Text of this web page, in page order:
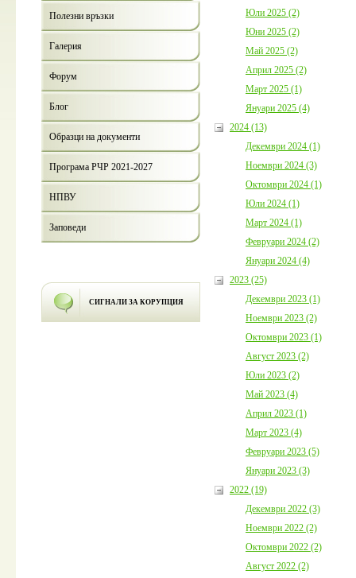
Полезни връзки
Галерия
Форум
Блог
Образци на документи
Програма РЧР 2021-2027
НПВУ
Заповеди
СИГНАЛИ ЗА КОРУПЦИЯ
Юли 2025 (2)
Юни 2025 (2)
Май 2025 (2)
Април 2025 (2)
Март 2025 (1)
Януари 2025 (4)
2024 (13)
Декември 2024 (1)
Ноември 2024 (3)
Октомври 2024 (1)
Юли 2024 (1)
Март 2024 (1)
Февруари 2024 (2)
Януари 2024 (4)
2023 (25)
Декември 2023 (1)
Ноември 2023 (2)
Октомври 2023 (1)
Август 2023 (2)
Юли 2023 (2)
Май 2023 (4)
Април 2023 (1)
Март 2023 (4)
Февруари 2023 (5)
Януари 2023 (3)
2022 (19)
Декември 2022 (3)
Ноември 2022 (2)
Октомври 2022 (2)
Август 2022 (2)